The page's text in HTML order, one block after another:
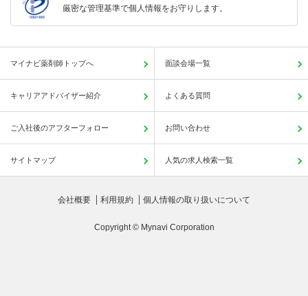
厳密な管理基準で個人情報をお守りします。
マイナビ薬剤師トップへ 面談会場一覧
キャリアアドバイザー紹介 よくある質問
ご入社後のアフターフォロー お問い合わせ
サイトマップ 人気の求人検索一覧
会社概要 利用規約 個人情報の取り扱いについて
Copyright © Mynavi Corporation